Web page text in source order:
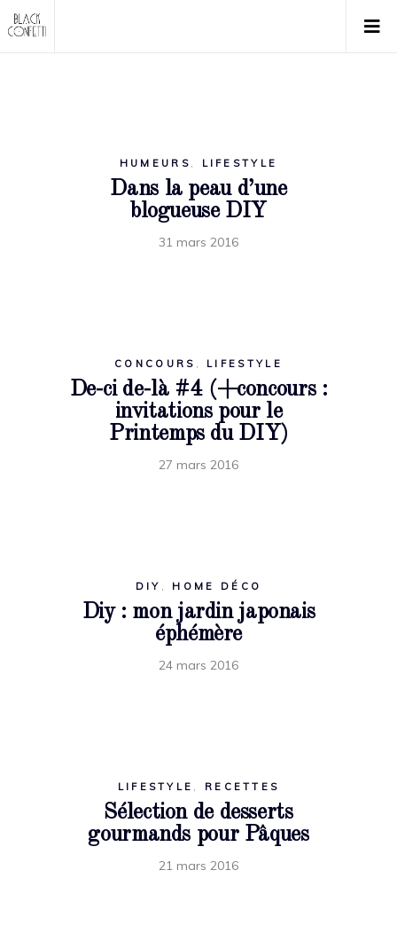
HUMEURS , LIFESTYLE
Dans la peau d’une
blogueuse DIY
31 mars 2016
CONCOURS , LIFESTYLE
De-ci de-là #4 (+concours :
invitations pour le
Printemps du DIY)
27 mars 2016
DIY , HOME DÉCO
Diy : mon jardin japonais
éphémère
24 mars 2016
LIFESTYLE , RECETTES
Sélection de desserts
gourmands pour Pâques
21 mars 2016